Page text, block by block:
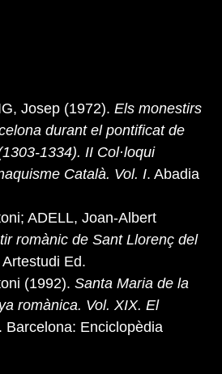
Josep (1972). Els monestirs
durant el pontificat de
1334). II Col·loqui
Català. Vol. I. Abadia
ADELL, Joan-Albert
romànic de Sant Llorenç del
Ed.
(1992). Santa Maria de la
romànica. Vol. XIX. El
. Barcelona: Enciclopèdia